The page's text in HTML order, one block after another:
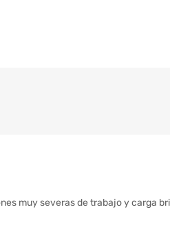
muy severas de trabajo y carga